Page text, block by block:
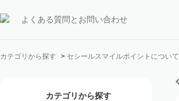
よくある質問とお問い合わせ
カテゴリから探す > セシールスマイルポイントについて
カテゴリから探す